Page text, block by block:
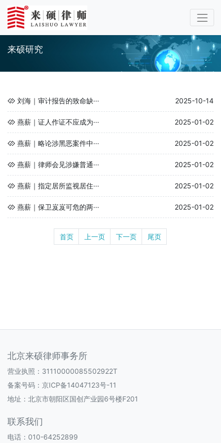
来硕研究
刘海｜审计报告的致命缺··· 2025-10-14
燕薪｜证人作证不应成为··· 2025-01-02
燕薪｜略论涉黑恶案件中··· 2025-01-02
燕薪｜律师会见涉嫌普通··· 2025-01-02
燕薪｜指定居所监视居住··· 2025-01-02
燕薪｜保卫岌岌可危的两··· 2025-01-02
首页 上一页 下一页 尾页
北京来硕律师事务所
营业执照：31110000085502922T
备案号码： 京ICP备14047123号-11
地址：北京市朝阳区国创产业园6号楼F201
联系我们
电话：010-64252899